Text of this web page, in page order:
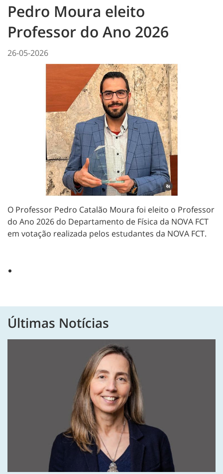
Pedro Moura eleito
Professor do Ano 2026
26-05-2026
O Professor Pedro Catalão Moura foi eleito o Professor
do Ano 2026 do Departamento de Física da NOVA FCT
em votação realizada pelos estudantes da NOVA FCT.
Últimas Notícias